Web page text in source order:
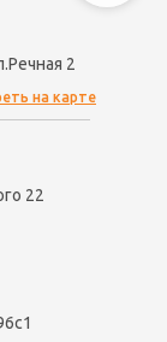
22
2
на карте